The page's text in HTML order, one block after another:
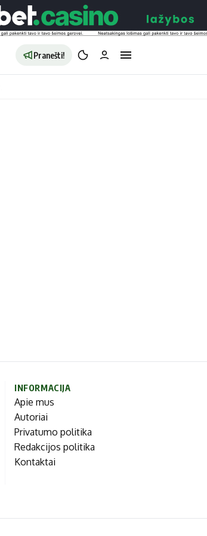
Pranešti!
INFORMACIJA
Apie mus
Autoriai
Privatumo politika
Redakcijos politika
Kontaktai